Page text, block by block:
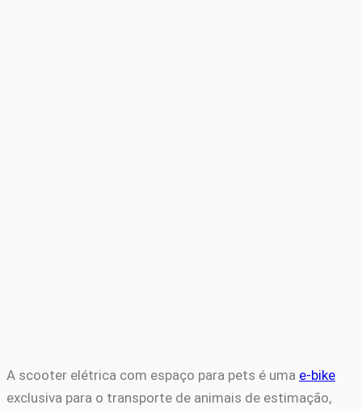
A scooter elétrica com espaço para pets é uma e-bike
exclusiva para o transporte de animais de estimação,